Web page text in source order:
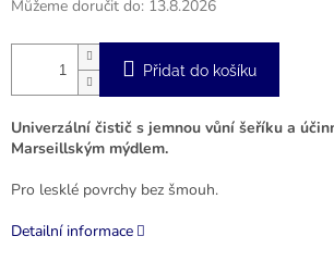
Můžeme doručit do: 13.8.2026
Přidat do košíku
Univerzální čistič s jemnou vůní šeříku a
Marseillským mýdlem.
Pro lesklé povrchy bez šmouh.
Detailní informace